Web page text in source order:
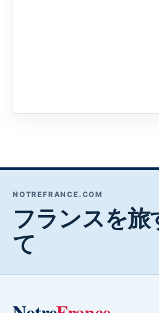
NOTREFRANCE.COM
フランスを
て